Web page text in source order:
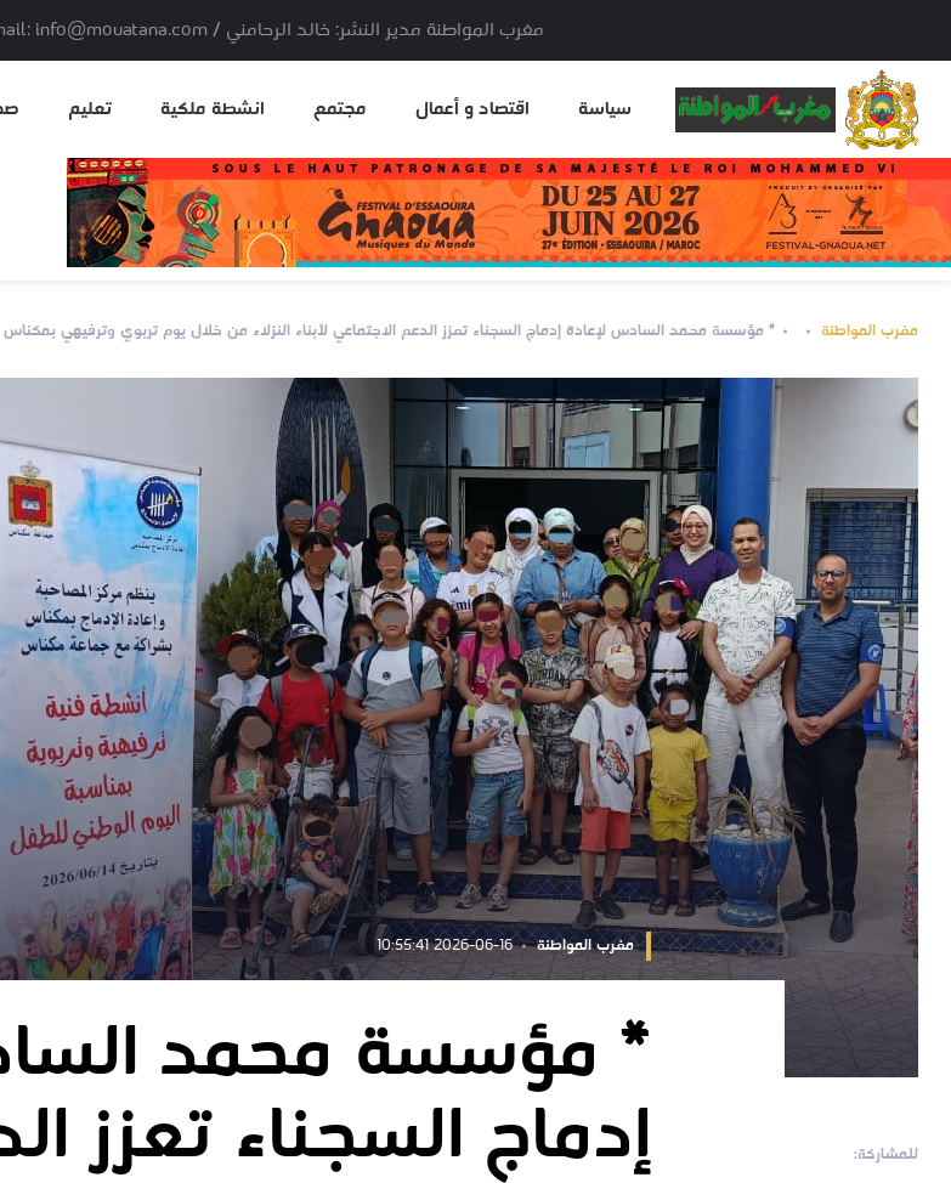
مغرب المواطنة مدير النشر: خالد الرحامني / E-mail: info@mouatana.com
سياسة اقتصاد و أعمال مجتمع انشطة ملكية تعليم
مغرب المواطنة * مؤسسة محمد السادس لإعادة إدماج السجناء تعزز الدعم الاجتماعي لأبناء النزلاء من خلال يوم تربوي وترفيهي بمكناس
مغرب المواطنة 2026-06-16 10:55:41
للمشاركة:
* مؤسسة محمد
إدماج السجناء تعزز